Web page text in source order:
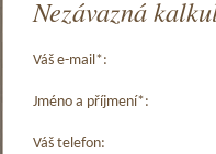
Nezávazná
Váš e-mail*:
Jméno a příjmení*:
Váš telefon: